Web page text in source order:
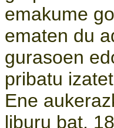
emakume
ematen du
gurasoen
pribatu
Ene
liburu bat,